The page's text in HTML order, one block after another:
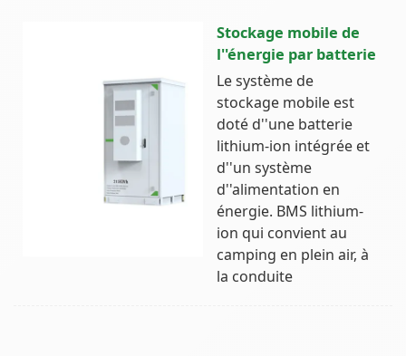
Stockage mobile de
l''énergie par batterie
Le système de
stockage mobile est
doté d''une batterie
lithium-ion intégrée et
d''un système
d''alimentation en
énergie. BMS lithium-
ion qui convient au
camping en plein air, à
la conduite